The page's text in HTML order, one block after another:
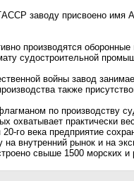
заводу присвоено имя
производятся оборонные
судостроительной
войны завод
также
по производству
охватывает практически
го века предприятие
на внутренний рынок и на
свыше 1500 морских